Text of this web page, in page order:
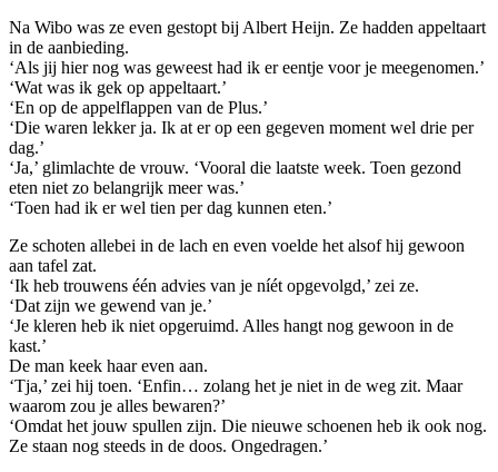
Na Wibo was ze even gestopt bij Albert Heijn. Ze hadden appeltaart
in de aanbieding.
‘Als jij hier nog was geweest had ik er eentje voor je meegenomen.’
‘Wat was ik gek op appeltaart.’
‘En op de appelflappen van de Plus.’
‘Die waren lekker ja. Ik at er op een gegeven moment wel drie per
dag.’
‘Ja,’ glimlachte de vrouw. ‘Vooral die laatste week. Toen gezond
eten niet zo belangrijk meer was.’
‘Toen had ik er wel tien per dag kunnen eten.’
Ze schoten allebei in de lach en even voelde het alsof hij gewoon
aan tafel zat.
‘Ik heb trouwens één advies van je níét opgevolgd,’ zei ze.
‘Dat zijn we gewend van je.’
‘Je kleren heb ik niet opgeruimd. Alles hangt nog gewoon in de
kast.’
De man keek haar even aan.
‘Tja,’ zei hij toen. ‘Enfin… zolang het je niet in de weg zit. Maar
waarom zou je alles bewaren?’
‘Omdat het jouw spullen zijn. Die nieuwe schoenen heb ik ook nog.
Ze staan nog steeds in de doos. Ongedragen.’